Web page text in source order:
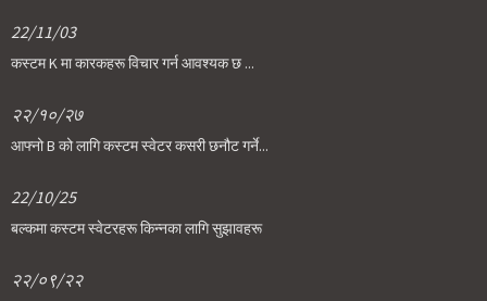
22/11/03
कस्टम K मा कारकहरू विचार गर्न आवश्यक छ ...
२२/१०/२७
आफ्नो B को लागि कस्टम स्वेटर कसरी छनौट गर्ने...
22/10/25
बल्कमा कस्टम स्वेटरहरू किन्नका लागि सुझावहरू
२२/०९/२२